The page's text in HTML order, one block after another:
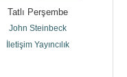
Tatlı Perşembe
John Steinbeck
İletişim Yayıncılık